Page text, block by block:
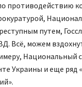
противодействию
путем,
Всё, можем
Национальный
Украины и еще ряд